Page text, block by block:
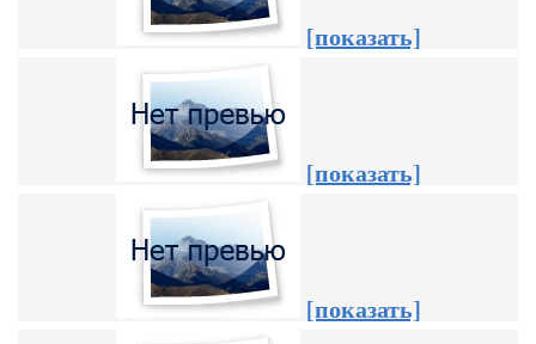
[показать]
[показать]
[показать]